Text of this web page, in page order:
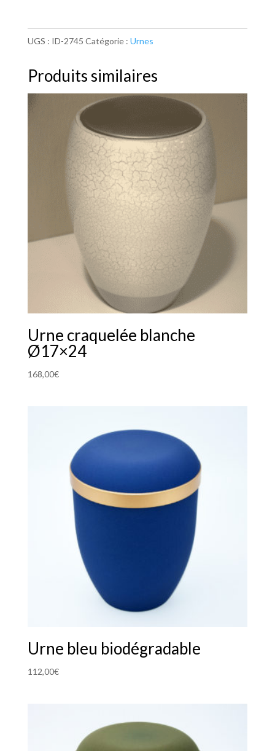
UGS : ID-2745 Catégorie : Urnes
Produits similaires
Urne craquelée blanche
Ø17×24
168,00€
Urne bleu biodégradable
112,00€